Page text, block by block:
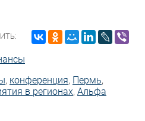
, конференция, Пермь,
в регионах, Альфа